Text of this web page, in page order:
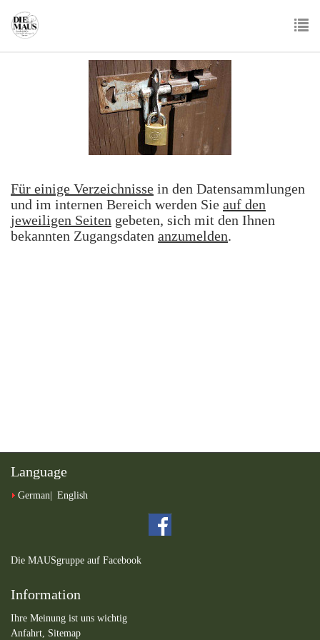
main
Für einige Verzeichnisse in den Datensammlungen
und im internen Bereich werden Sie auf den
jeweiligen Seiten gebeten, sich mit den Ihnen
bekannten Zugangsdaten anzumelden.
Language
German English
Die MAUSgruppe auf Facebook
Information
Ihre Meinung ist uns wichtig
Anfahrt, Sitemap